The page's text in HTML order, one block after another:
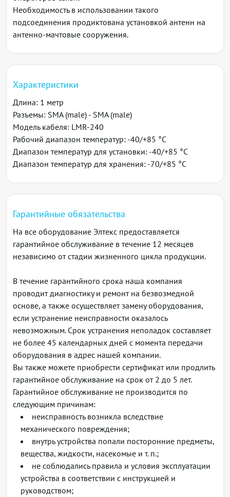
Необходимость в использовании такого
подсоединения продиктована установкой антенн на
антенно-мачтовые сооружения.
Характеристики
Длина: 1 метр
Разъемы: SMA (male) - SMA (male)
Модель кабеля: LMR-240
Рабочий диапазон температур: -40/+85 °C
Диапазон температур для установки: -40/+85 °C
Диапазон температур для хранения: -70/+85 °C
Гарантийные обязательства
На все оборудование Элтекс предоставляется
гарантийное обслуживание в течение 12 месяцев
независимо от стадии жизненного цикла продукции.
В течение гарантийного срока наша компания
проводит диагностику и ремонт на безвозмедной
основе, а также осуществляет замену оборудования,
если устранение неисправности оказалось
невозможным. Срок устранения неполадок составляет
не более 45 календарных дней с момента передачи
оборудования в адрес нашей компании.
Вы также можете приобрести сертификат или продлить
гарантийное обслуживание на срок от 2 до 5 лет.
Гарантийное обслуживание не производится по
следующим причинам:
неисправность возникла вследствие
механического повреждения;
внутрь устройства попали посторонние предметы,
вещества, жидкости, насекомые и т. п.;
не соблюдались правила и условия эксплуатации
устройства в соответствии с инструкцией и
руководством;